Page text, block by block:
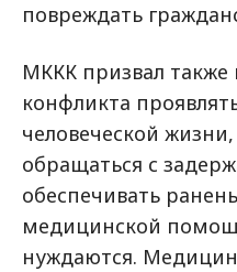
повреждать
МККК призвал также
конфликта
человеческой
обращаться с
обеспечивать
медицинской
нуждаются.